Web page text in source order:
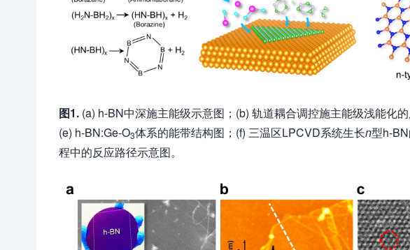
图1. (a) h-BN中深施主能级示意图；(b) 轨道耦合调控施主能级浅能化
(e) h-BN:Ge-O3体系的能带结构图；(f) 三温区LPCVD系统生长n型h-
程中的反应路径示意图。